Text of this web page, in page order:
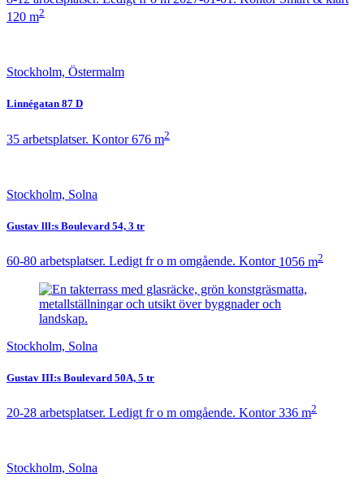
120 m2
Stockholm, Östermalm
Linnégatan 87 D
35 arbetsplatser. Kontor676 m2
Stockholm, Solna
Gustav lll:s Boulevard 54, 3 tr
60-80 arbetsplatser. Ledigt fr o m omgående. Kontor 1056 m2
Stockholm, Solna
Gustav III:s Boulevard 50A, 5 tr
20-28 arbetsplatser. Ledigt fr o m omgående. Kontor336 m2
Stockholm, Solna